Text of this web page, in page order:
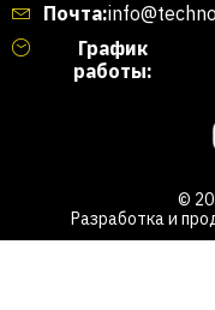
Почта:
График
работы:
©
Разработка и